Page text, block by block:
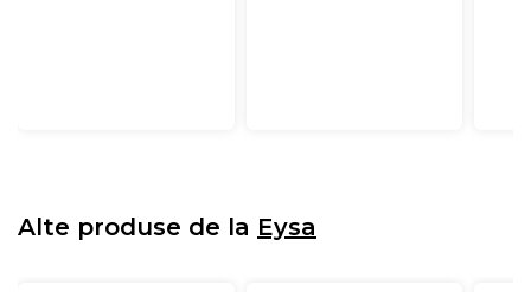
Alte produse de la Eysa